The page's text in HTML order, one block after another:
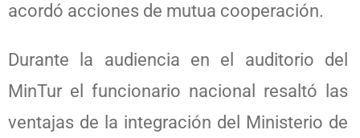
acordó acciones de mutua cooperación.
Durante la audiencia en el auditorio del
MinTur el funcionario nacional resaltó las
ventajas de la integración del Ministerio de